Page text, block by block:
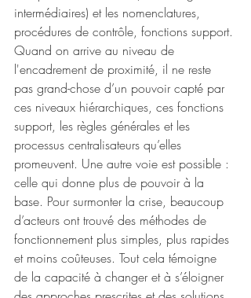
intermédiaires) et les nomenclatures,
procédures de contrôle, fonctions support.
Quand on arrive au niveau de
l'encadrement de proximité, il ne reste
pas grand-chose d’un pouvoir capté par
ces niveaux hiérarchiques, ces fonctions
support, les règles générales et les
processus centralisateurs qu’elles
promeuvent. Une autre voie est possible :
celle qui donne plus de pouvoir à la
base. Pour surmonter la crise, beaucoup
d’acteurs ont trouvé des méthodes de
fonctionnement plus simples, plus rapides
et moins coûteuses. Tout cela témoigne
de la capacité à changer et à s’éloigner